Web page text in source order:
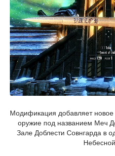
Модификация добавляет новое
оружие под названием Меч
Зале Доблести Совнгарда в